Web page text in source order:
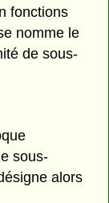
fonctions
nomme le
de sous-
sous-
alors